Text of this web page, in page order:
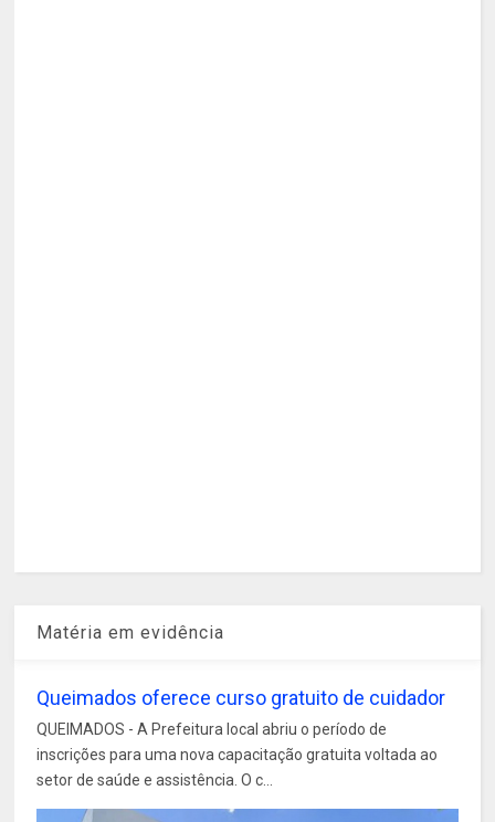
Matéria em evidência
Queimados oferece curso gratuito de cuidador
QUEIMADOS - A Prefeitura local abriu o período de
inscrições para uma nova capacitação gratuita voltada ao
setor de saúde e assistência. O c...